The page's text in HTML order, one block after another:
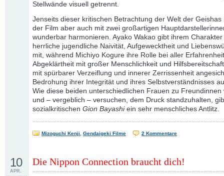
Stellwände visuell getrennt.
Jenseits dieser kritischen Betrachtung der Welt der Geishas
der Film aber auch mit zwei großartigen
wunderbar harmonieren. Ayako Wakao gibt ihrem Charakter
herrliche jugendliche Naivität, Aufgewecktheit und
mit, während Michiyo Kogure ihre Rolle bei aller
Abgeklärtheit mit großer Menschlichkeit und
mit spürbarer Verzeiflung und innerer Zerrissenheit
Bedrohung ihrer Integrität und ihres Selbstverständnisses
Wie diese beiden unterschiedlichen Frauen zu Freundinnen
und – vergeblich – versuchen, dem Druck standzuhalten,
sozialkritischen Gion Bayashiein sehr menschliches Antlitz.
Mizoguchi Kenji Gendaigeki Filme 2 Kommentare
Die Nippon Connection braucht dich!
10
APR.